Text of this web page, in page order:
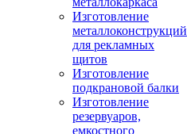
Изготовление
металлоконструкций
для рекламных
щитов
Изготовление
подкрановой балки
Изготовление
резервуаров,
емкостного